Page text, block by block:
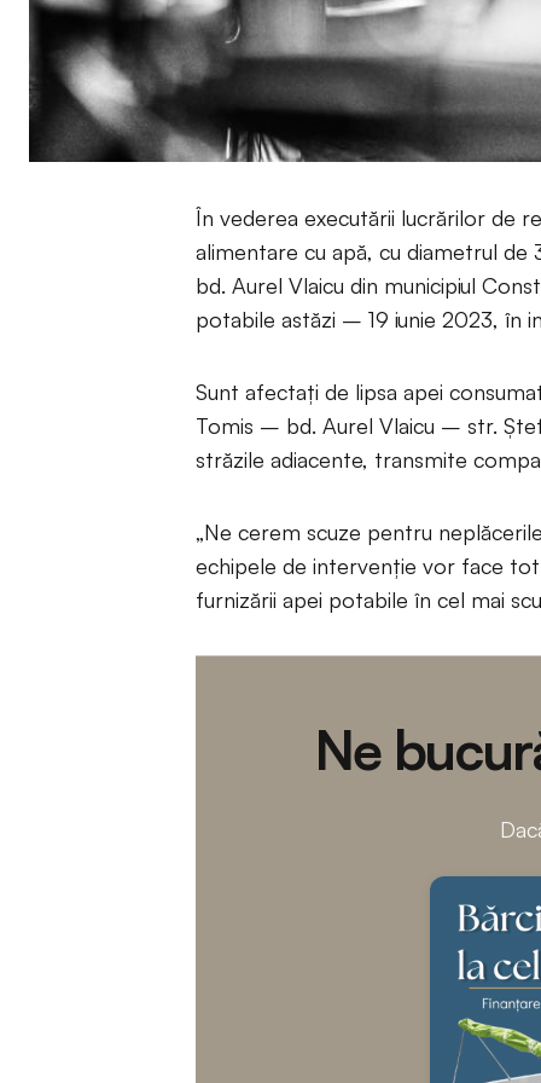
În vederea executării lucrărilor de
alimentare cu apă, cu diametrul
bd. Aurel Vlaicu din municipiul
potabile astăzi – 19 iunie 2023, în
Sunt afectați de lipsa apei
Tomis – bd. Aurel Vlaicu – str.
străzile adiacente, transmite
„Ne cerem scuze pentru
echipele de intervenție vor face
furnizării apei potabile în cel mai
Ne